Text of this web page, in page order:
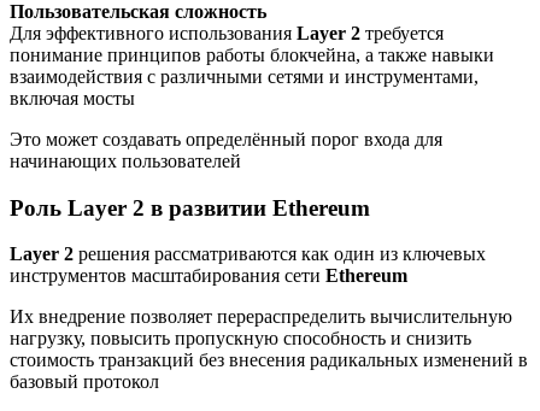
Пользовательская сложность
Для эффективного использования Layer 2 требуется
понимание принципов работы блокчейна, а также навыки
взаимодействия с различными сетями и инструментами,
включая мосты
Это может создавать определённый порог входа для
начинающих пользователей
Роль Layer 2 в развитии Ethereum
Layer 2 решения рассматриваются как один из ключевых
инструментов масштабирования сети Ethereum
Их внедрение позволяет перераспределить вычислительную
нагрузку, повысить пропускную способность и снизить
стоимость транзакций без внесения радикальных изменений в
базовый протокол